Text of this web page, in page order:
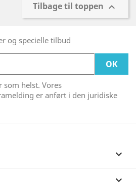
Tilbage til toppen 
og specielle tilbud
som helst. Vores
er anført i den juridiske

